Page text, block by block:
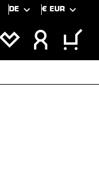
DE € EUR